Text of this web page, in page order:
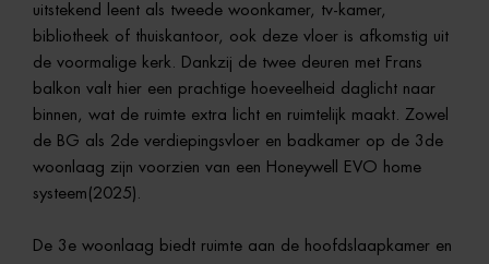
uitstekend leent als tweede woonkamer, tv-kamer,
bibliotheek of thuiskantoor, ook deze vloer is afkomstig uit
de voormalige kerk. Dankzij de twee deuren met Frans
balkon valt hier een prachtige hoeveelheid daglicht naar
binnen, wat de ruimte extra licht en ruimtelijk maakt. Zowel
de BG als 2de verdiepingsvloer en badkamer op de 3de
woonlaag zijn voorzien van een Honeywell EVO home
systeem(2025).
De 3e woonlaag biedt ruimte aan de hoofdslaapkamer en